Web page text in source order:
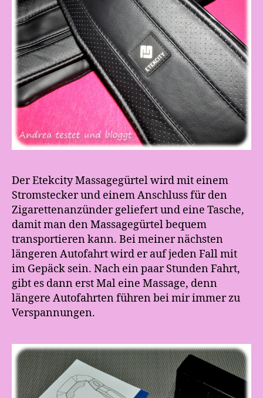
Der Etekcity Massagegürtel wird mit einem
Stromstecker und einem Anschluss für den
Zigarettenanzünder geliefert und eine Tasche,
damit man den Massagegürtel bequem
transportieren kann. Bei meiner nächsten
längeren Autofahrt wird er auf jeden Fall mit
im Gepäck sein. Nach ein paar Stunden Fahrt,
gibt es dann erst Mal eine Massage, denn
längere Autofahrten führen bei mir immer zu
Verspannungen.